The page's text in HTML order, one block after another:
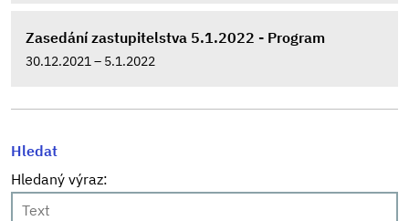
Zasedání zastupitelstva 5.1.2022 - Program
30.12.2021 – 5.1.2022
Hledat
Hledaný výraz: